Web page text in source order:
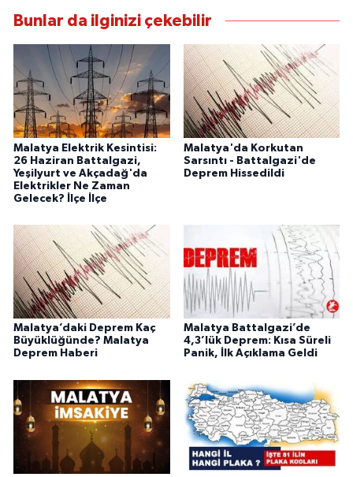
Bunlar da ilginizi çekebilir
Malatya Elektrik Kesintisi:
26 Haziran Battalgazi,
Yeşilyurt ve Akçadağ'da
Elektrikler Ne Zaman
Gelecek? İlçe İlçe
Malatya'da Korkutan
Sarsıntı - Battalgazi'de
Deprem Hissedildi
Malatya’daki Deprem Kaç
Büyüklüğünde? Malatya
Deprem Haberi
Malatya Battalgazi’de
4,3’lük Deprem: Kısa Süreli
Panik, İlk Açıklama Geldi